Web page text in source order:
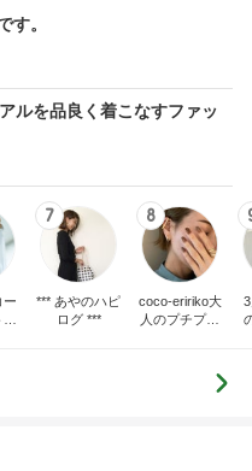
す。
ルを品良く着こなすファッ
ー
7
*** あやのハピ
ログ ***
8
coco-eririko大
人のプチプラ